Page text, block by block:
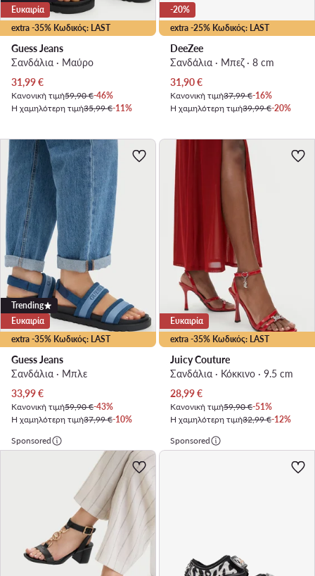
extra -35% Κωδικός: LAST
Ευκαιρία
Guess Jeans
Σανδάλια · Μαύρο
Τρέχουσα τιμή
31,99€
Κανονική τιμή59,90 €-46%
Η χαμηλότερη τιμή35,99 €-11%
extra -25% Κωδικός: LAST
-20%
DeeZee
Σανδάλια · Μπεζ · 8 cm
Τρέχουσα τιμή
31,90€
Κανονική τιμή37,99 €-16%
Η χαμηλότερη τιμή39,99 €-20%
extra -35% Κωδικός: LAST
Trending
Ευκαιρία
Guess Jeans
Σανδάλια · Μπλε
Τρέχουσα τιμή
33,99€
Κανονική τιμή59,90 €-43%
Η χαμηλότερη τιμή37,99 €-10%
extra -35% Κωδικός: LAST
Ευκαιρία
Juicy Couture
Σανδάλια · Κόκκινο · 9.5 cm
Τρέχουσα τιμή
28,99€
Κανονική τιμή59,90 €-51%
Η χαμηλότερη τιμή32,99 €-12%
Sponsored
Sponsored